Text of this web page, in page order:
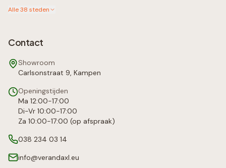
Alle38 steden
Contact
Showroom
Carlsonstraat 9, Kampen
Openingstijden
Ma 12:00-17:00
Di-Vr 10:00-17:00
Za 10:00-17:00 (op afspraak)
038 234 03 14
info@verandaxl.eu